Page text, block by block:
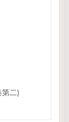
二)